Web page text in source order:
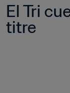
El Tri
titre